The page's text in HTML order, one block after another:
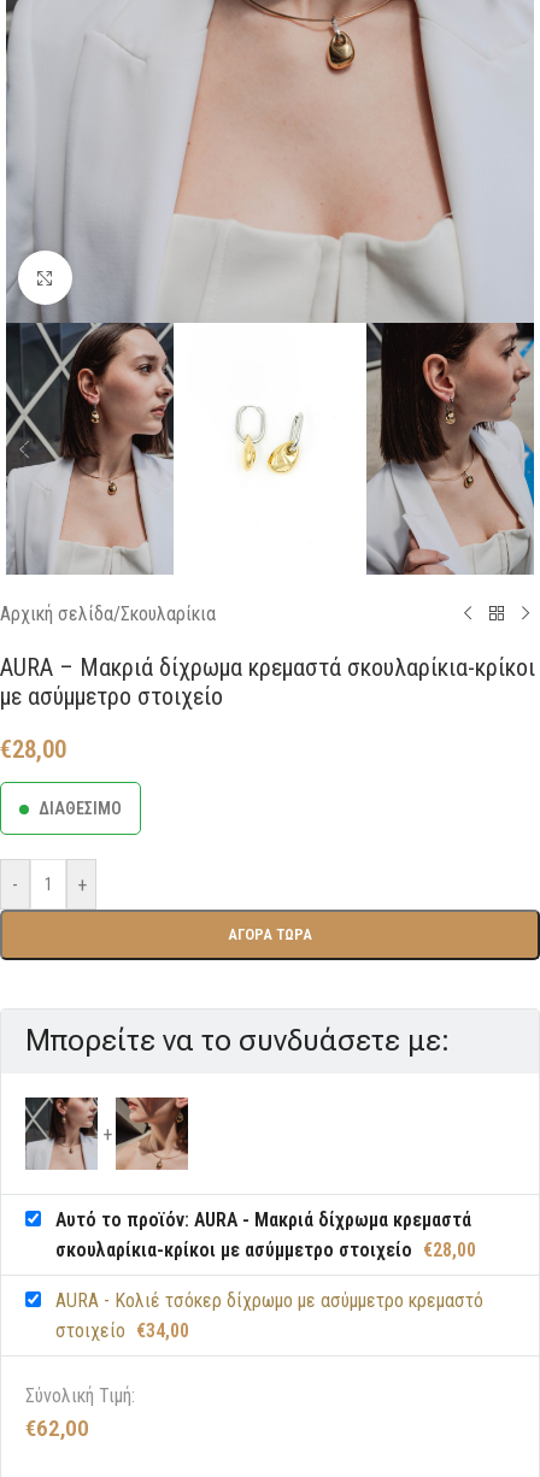
Click to enlarge
Αρχική σελίδα/Σκουλαρίκια
AURA – Μακριά δίχρωμα κρεμαστά σκουλαρίκια-κρίκοι
με ασύμμετρο στοιχείο
€28,00
ΔΙΑΘΕΣΙΜΟ
- +
ΑΓΟΡΑ ΤΩΡΑ
Μπορείτε να το συνδυάσετε με:
Αυτό το προϊόν: AURA - Μακριά δίχρωμα κρεμαστά
σκουλαρίκια-κρίκοι με ασύμμετρο στοιχείο €28,00
AURA - Κολιέ τσόκερ δίχρωμο με ασύμμετρο κρεμαστό
στοιχείο €34,00
Σύνολική Τιμή:
€62,00